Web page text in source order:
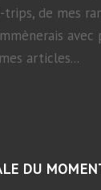
de mes
avec
articles...
DU